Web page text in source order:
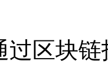
过区块